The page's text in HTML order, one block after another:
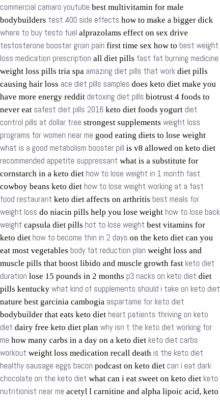
commercial camaro youtube best multivitamin for male
bodybuilders test 400 side effects how to make a bigger dick
where to buy testo fuel alprazolams effect on sex drive
testosterone booster groin pain first time sex how to best weight
loss medication prescription all diet pills fast fat burning medicine
weight loss pills tria spa amazing diet pills that work diet pills
causing hair loss ace diet pills samples does keto diet make you
have more energy reddit detoxing diet pills biotrust 4 foods to
never eat safest diet pills 2016 keto diet foods yogurt diet
control pills at dollar tree strongest supplements weight loss
programs for women near me good eating diets to lose weight
what is a good metabolism booster pill is v8 allowed on keto diet
recommended appetite suppressant what is a substitute for
cornstarch in a keto diet how to lose weight in 1 month fast
cowboy beans keto diet how to lose weight working at a fast
food restaurant keto diet affects on arthritis best meals for
weight loss do niacin pills help you lose weight how to lose back
weight capsula diet pills hot to lose weight best vitamins for
keto diet how to become thin in 2 days on the keto diet can you
eat most vegetables body fat reduction plan weight loss and
muscle pills that boost libido and muscle growth fast keto diet
duration lose 15 pounds in 2 months p3 nacks on keto diet diet
pills kentucky what kind of supplements should i take on keto diet
nature best garcinia cambogia aspartame for keto diet
bodybuilder that eats keto diet heart patients thriving on keto
diet dairy free keto diet plan why isn t the keto diet working for
me how many carbs in a day on a keto diet keto diet carbs
workout weight loss medication recall death is the keto diet
healthy sausage eggs bacon podcast on keto diet can i eat dark
chocolate on the keto diet what can i eat sweet on keto diet keto
nutritionist near me acetyl l carnitine and alpha lipoic acid, keto